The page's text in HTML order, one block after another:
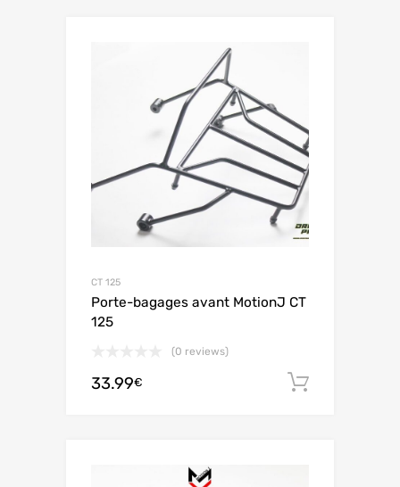
CT 125
Porte-bagages avant MotionJ CT
125
(0 reviews)
33.99€